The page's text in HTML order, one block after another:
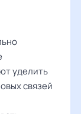
уделить
связей